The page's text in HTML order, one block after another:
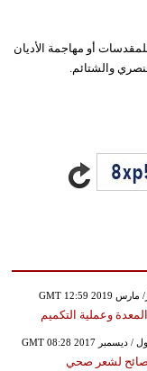
أو مهاجمة الأديان
والشتائم.
وعملية التكميم
لشعر صحي